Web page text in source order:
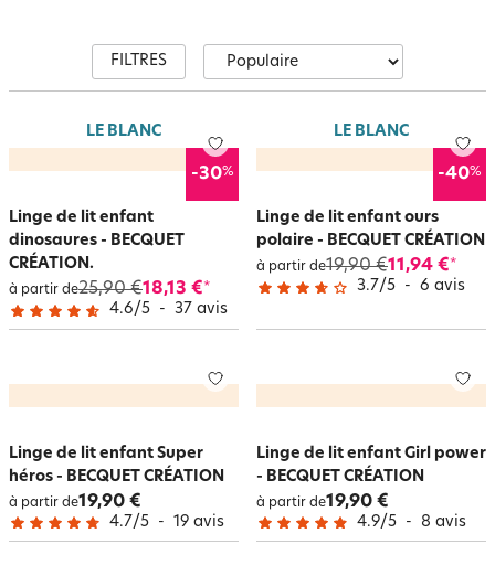
proposons une vaste collection de parures de lit enfantines qui allient
qualité, confort et esthétisme. Nos ensembles incluent des
housses de
univers personnalisé adapté aux besoins des
enfants
FILTRES
LE BLANC
-30%
Linge de lit enfant
dinosaures - BECQUET
CRÉATION.
à partir de25,90 €18,13 €*
4.6/5 - 37 avis
LE BLANC
-40%
Linge de lit enfant ours
polaire - BECQUET CRÉATION
à partir de19,90 €11,94 €*
3.7/5 - 6 avis
Linge de lit enfant Super
héros - BECQUET CRÉATION
à partir de19,90 €
4.7/5 - 19 avis
Linge de lit enfant Girl power
- BECQUET CRÉATION
à partir de19,90 €
4.9/5 - 8 avis